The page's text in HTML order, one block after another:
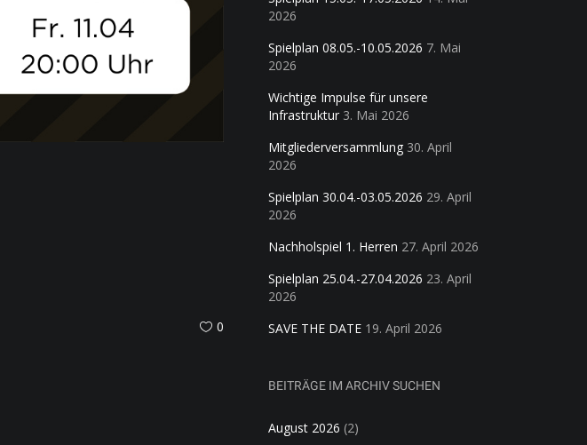
0
2026
Spielplan 08.05.-10.05.2026 7. Mai
2026
Wichtige Impulse für unsere
Infrastruktur 3. Mai 2026
Mitgliederversammlung 30. April
2026
Spielplan 30.04.-03.05.2026 29. April
2026
Nachholspiel 1. Herren 27. April 2026
Spielplan 25.04.-27.04.2026 23. April
2026
SAVE THE DATE 19. April 2026
BEITRÄGE IM ARCHIV SUCHEN
August 2026 (2)